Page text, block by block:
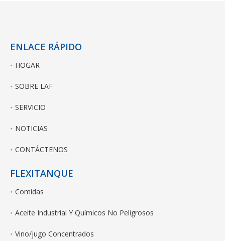
ENLACE RÁPIDO
HOGAR
SOBRE LAF
SERVICIO
NOTICIAS
CONTÁCTENOS
FLEXITANQUE
Comidas
Aceite Industrial Y Químicos No Peligrosos
Vino/jugo Concentrados